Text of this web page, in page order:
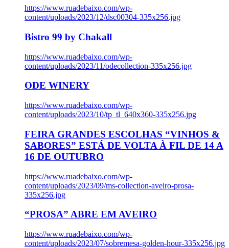
https://www.ruadebaixo.com/wp-
content/uploads/2023/12/dsc00304-335x256.jpg
Bistro 99 by Chakall
https://www.ruadebaixo.com/wp-
content/uploads/2023/11/odecollection-335x256.jpg
ODE WINERY
https://www.ruadebaixo.com/wp-
content/uploads/2023/10/tp_tl_640x360-335x256.jpg
FEIRA GRANDES ESCOLHAS “VINHOS &
SABORES” ESTÁ DE VOLTA À FIL DE 14 A
16 DE OUTUBRO
https://www.ruadebaixo.com/wp-
content/uploads/2023/09/ms-collection-aveiro-prosa-
335x256.jpg
“PROSA” ABRE EM AVEIRO
https://www.ruadebaixo.com/wp-
content/uploads/2023/07/sobremesa-golden-hour-335x256.jpg